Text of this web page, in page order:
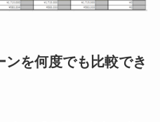
ンを何度でも比較でき